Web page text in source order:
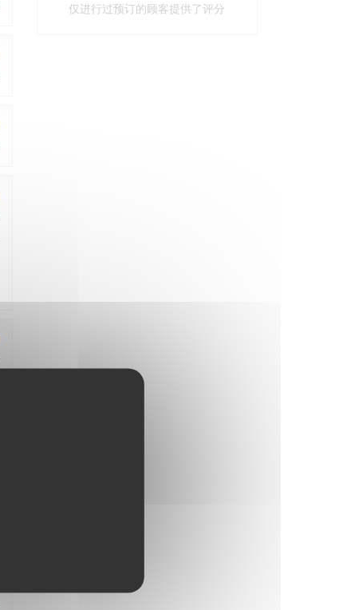
仅进行过预订的顾客提供了评分